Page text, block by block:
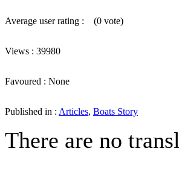
Average user rating : (0 vote)
Views : 39980
Favoured : None
Published in : Articles, Boats Story
There are no